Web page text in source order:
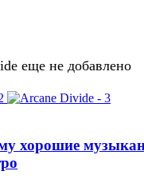
еще не добавлено
хорошие